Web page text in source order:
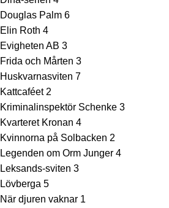
Douglas Palm 6
Elin Roth 4
Evigheten AB 3
Frida och Mårten 3
Huskvarnasviten 7
Kattcaféet 2
Kriminalinspektör Schenke 3
Kvarteret Kronan 4
Kvinnorna på Solbacken 2
Legenden om Orm Junger 4
Leksands-sviten 3
Lövberga 5
När djuren vaknar 1